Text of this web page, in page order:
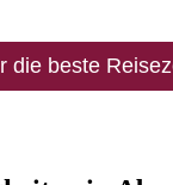
die beste